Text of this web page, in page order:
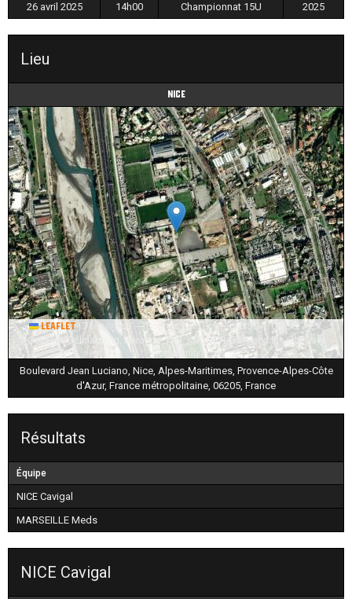
26 avril 2025 14h00 Championnat 15U 2025
Lieu
Nice
Leaflet | Tiles © Esri — Source: Esri, i-cubed, USDA, USGS, AEX,
GeoEye, Getmapping, Aerogrid, IGN, IGP, UPR-EGP, and the GIS User
Community
Boulevard Jean Luciano, Nice, Alpes-Maritimes, Provence-Alpes-Côte
d'Azur, France métropolitaine, 06205, France
Résultats
Équipe
NICE Cavigal
MARSEILLE Meds
NICE Cavigal